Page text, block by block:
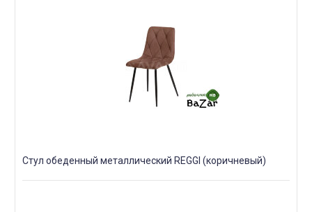
Стул обеденный металлический REGGI (коричневый)